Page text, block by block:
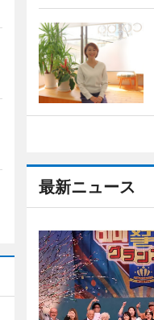
最新ニュース